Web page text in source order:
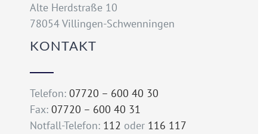
Alte Herdstraße 10
78054 Villingen-Schwenningen
KONTAKT
Telefon: 07720 – 600 40 30
Fax: 07720 – 600 40 31
Notfall-Telefon: 112 oder 116 117